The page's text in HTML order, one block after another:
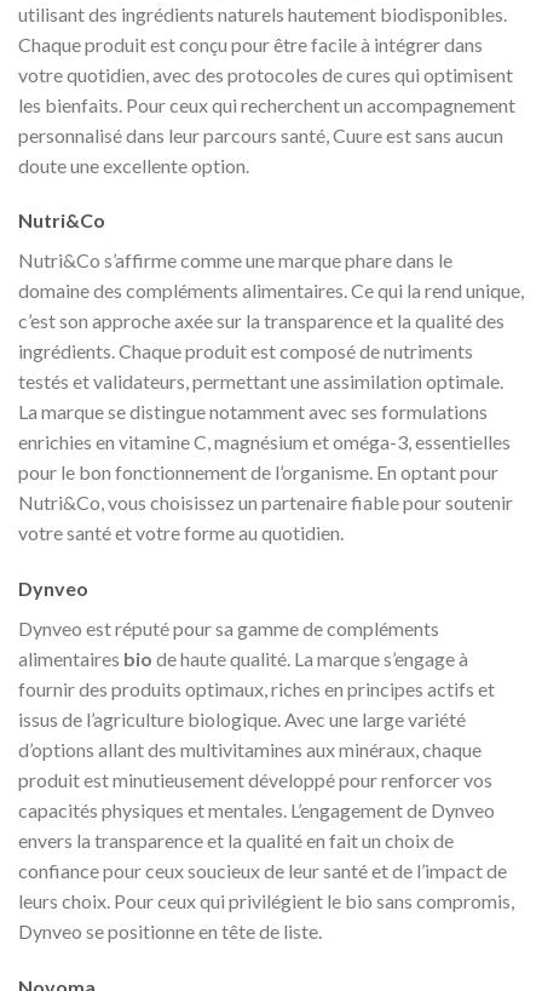
utilisant des ingrédients naturels hautement biodisponibles.
Chaque produit est conçu pour être facile à intégrer dans
votre quotidien, avec des protocoles de cures qui optimisent
les bienfaits. Pour ceux qui recherchent un accompagnement
personnalisé dans leur parcours santé, Cuure est sans aucun
doute une excellente option.
Nutri&Co
Nutri&Co s’affirme comme une marque phare dans le
domaine des compléments alimentaires. Ce qui la rend unique,
c’est son approche axée sur la transparence et la qualité des
ingrédients. Chaque produit est composé de nutriments
testés et validateurs, permettant une assimilation optimale.
La marque se distingue notamment avec ses formulations
enrichies en vitamine C, magnésium et oméga-3, essentielles
pour le bon fonctionnement de l’organisme. En optant pour
Nutri&Co, vous choisissez un partenaire fiable pour soutenir
votre santé et votre forme au quotidien.
Dynveo
Dynveo est réputé pour sa gamme de compléments
alimentaires bio de haute qualité. La marque s’engage à
fournir des produits optimaux, riches en principes actifs et
issus de l’agriculture biologique. Avec une large variété
d’options allant des multivitamines aux minéraux, chaque
produit est minutieusement développé pour renforcer vos
capacités physiques et mentales. L’engagement de Dynveo
envers la transparence et la qualité en fait un choix de
confiance pour ceux soucieux de leur santé et de l’impact de
leurs choix. Pour ceux qui privilégient le bio sans compromis,
Dynveo se positionne en tête de liste.